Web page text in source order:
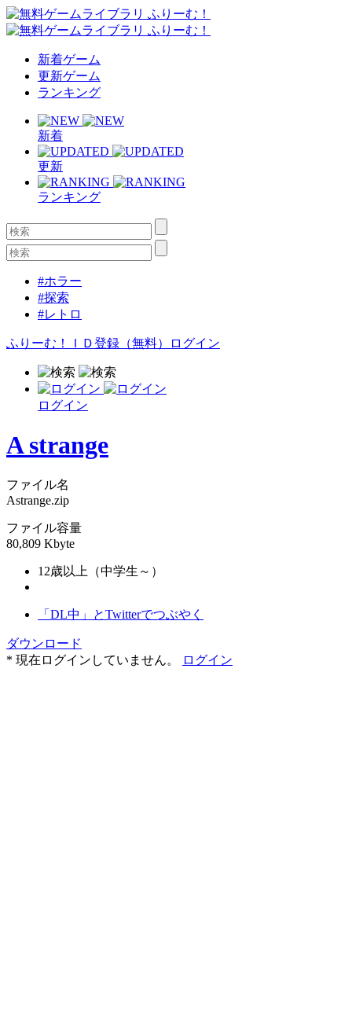
新着ゲーム
更新ゲーム
ランキング
新着
更新
ランキング
#ホラー
#探索
#レトロ
ふりーむ！ＩＤ登録（無料） ログイン
ログイン
A strange
ファイル名
Astrange.zip
ファイル容量
80,809 Kbyte
12歳以上（中学生～）
「DL中」とTwitterでつぶやく
ダウンロード
* 現在ログインしていません。
ログイン